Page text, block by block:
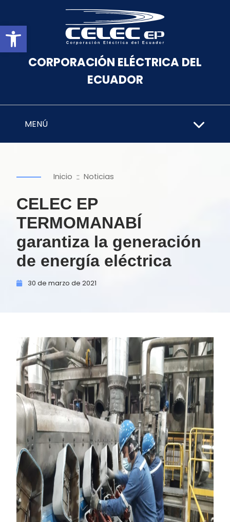
Abrir barra de herramientas
CORPORACIÓN ELÉCTRICA DEL
ECUADOR
MENÚ
Inicio :: Noticias
CELEC EP
TERMOMANABÍ
garantiza la generación
de energía eléctrica
30 de marzo de 2021